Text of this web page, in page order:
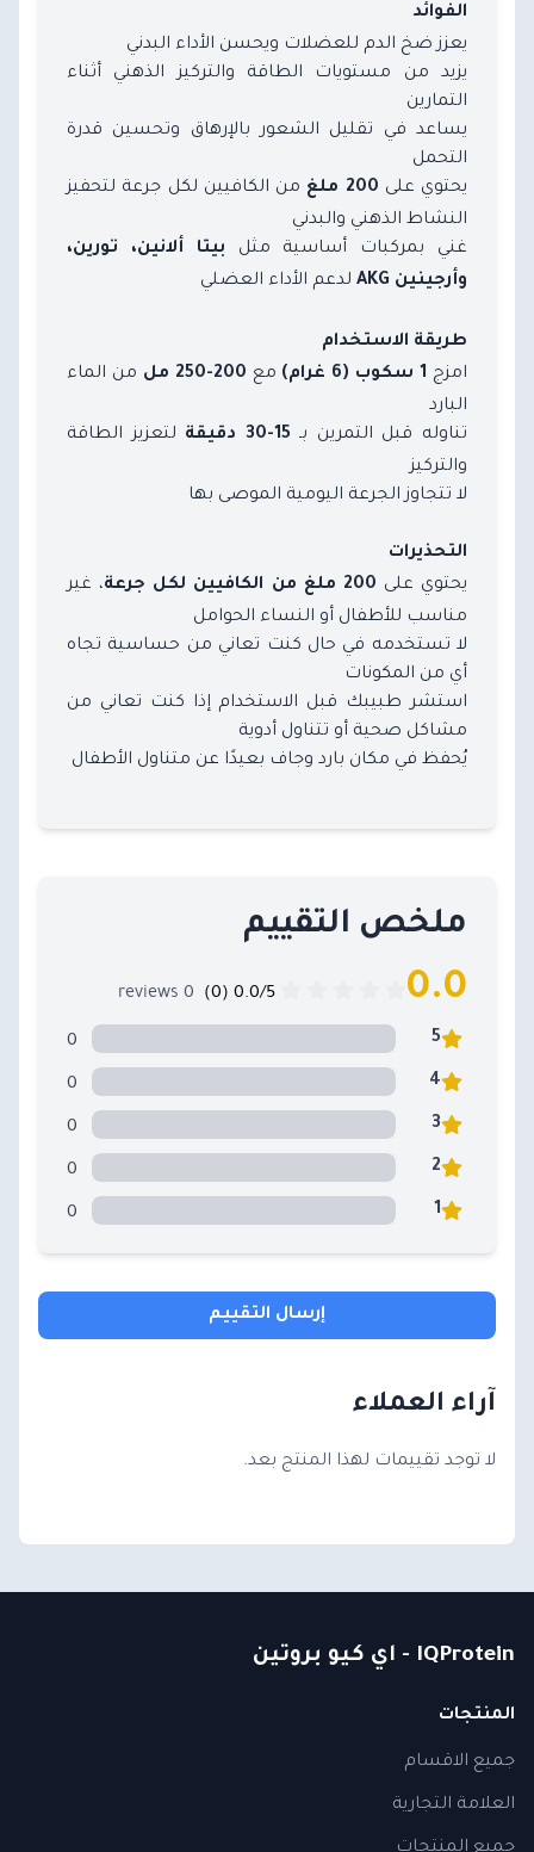
الفوائد
يعزز ضخ الدم للعضلات ويحسن الأداء البدني
يزيد من مستويات الطاقة والتركيز الذهني أثناء
التمارين
يساعد في تقليل الشعور بالإرهاق وتحسين قدرة
التحمل
يحتوي على 200 ملغ
من الكافيين لكل جرعة لتحفيز
النشاط الذهني والبدني
غني بمركبات أساسية مثل
بيتا ألانين، تورين،
وأرجينين AKG
لدعم الأداء العضلي
طريقة الاستخدام
امزج 1 سكوب (6 غرام) مع 200-250 مل
من الماء
البارد
تناوله قبل التمرين بـ 15-30 دقيقة
لتعزيز الطاقة
والتركيز
لا تتجاوز الجرعة اليومية الموصى بها
التحذيرات
يحتوي على 200 ملغ من الكافيين لكل جرعة
، غير
مناسب للأطفال أو النساء الحوامل
لا تستخدمه في حال كنت تعاني من حساسية تجاه
أي من المكونات
استشر طبيبك قبل الاستخدام إذا كنت تعاني من
مشاكل صحية أو تتناول أدوية
يُحفظ في مكان بارد وجاف بعيدًا عن متناول الأطفال
ملخص التقييم
0.0
0 reviews
5
0
4
0
3
0
2
0
1
0
إرسال التقييم
آراء العملاء
لا توجد تقييمات لهذا المنتج بعد.
IQProtein - اي كيو بروتين
المنتجات
جميع الاقسام
العلامة التجارية
جميع المنتجات